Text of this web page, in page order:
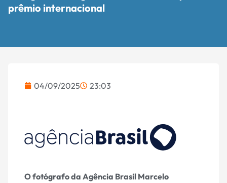
prêmio internacional
04/09/2025 23:03
O fotógrafo da Agência Brasil Marcelo